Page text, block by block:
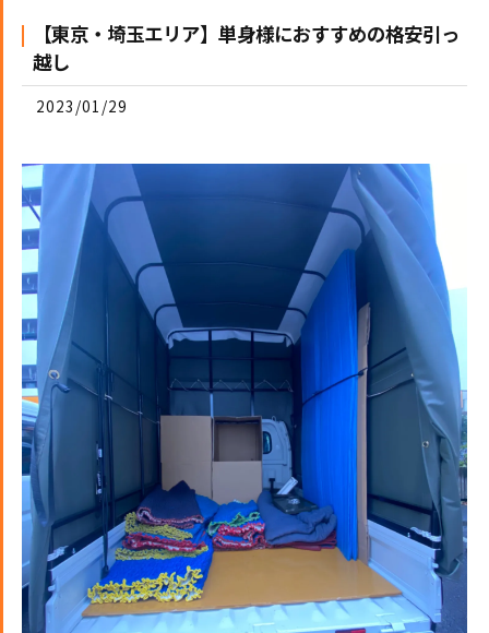
【東京・埼玉エリア】単身様におすすめの格安引っ
越し
2023/01/29